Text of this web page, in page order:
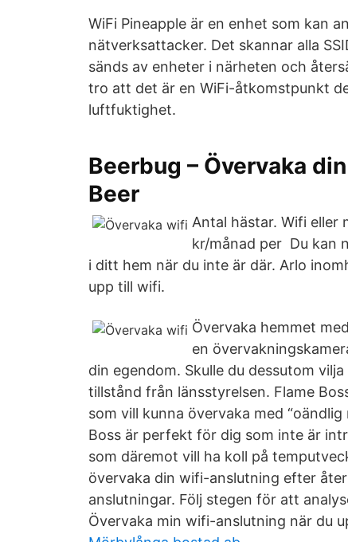
WiFi Pineapple är en enhet som kan
nätverksattacker. Det skannar alla
sänds av enheter i närheten och
tro att det är en WiFi-åtkomstpunkt
luftfuktighet.
Beerbug – Övervaka
Beer
Antal hästar. Wifi eller
kr/månad per Du kan
i ditt hem när du inte är där. Arlo
upp till wifi.
Övervaka hemmet
en
din egendom. Skulle du dessutom
tillstånd från länsstyrelsen. Flame
som vill kunna övervaka med
Boss är perfekt för dig som inte är
som däremot vill ha koll på
övervaka din wifi-anslutning efter
anslutningar. Följ stegen för att
Övervaka min wifi-anslutning när du